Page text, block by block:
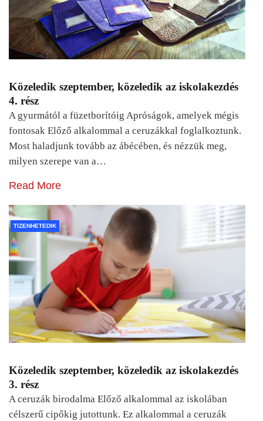
Közeledik szeptember, közeledik az iskolakezdés
4. rész
A gyurmától a füzetborítóig Apróságok, amelyek mégis
fontosak Előző alkalommal a ceruzákkal foglalkoztunk.
Most haladjunk tovább az ábécében, és nézzük meg,
milyen szerepe van a…
Read More
TIZENHETEDIK
Közeledik szeptember, közeledik az iskolakezdés
3. rész
A ceruzák birodalma Előző alkalommal az iskolában
célszerű cipőkig jutottunk. Ez alkalommal a ceruzák